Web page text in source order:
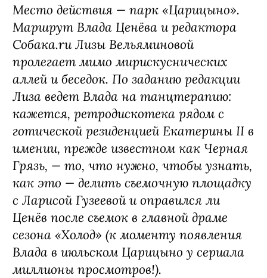
Место действия — парк «Царицыно».
Маршрут Влада Ценёва и редактора
Собака.ru Лизы Вельяминовой
пролегает мимо мирискуснических
аллей и беседок. По заданию редакции
Лиза ведет Влада на танцтерапию:
кажется, ретродискотека рядом с
готической резиденцией Екатерины II в
имении, прежде известном как Черная
Грязь, — то, что нужно, чтобы узнать,
как это — делить съемочную площадку
с Ларисой Гузеевой и оправился ли
Ценёв после съемок в главной драме
сезона «Холод» (к моменту появления
Влада в июльском Царицыно у сериала
миллионы просмотров!).